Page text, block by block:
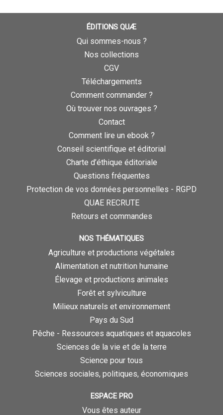
ÉDITIONS QUÆ
Qui sommes-nous ?
Nos collections
CGV
Téléchargements
Comment commander ?
Où trouver nos ouvrages ?
Contact
Comment lire un ebook ?
Conseil scientifique et éditorial
Charte d’éthique éditoriale
Questions fréquentes
Protection de vos données personnelles - RGPD
QUAE RECRUTE
Retours et commandes
NOS THÉMATIQUES
Agriculture et productions végétales
Alimentation et nutrition humaine
Élevage et productions animales
Forêt et sylviculture
Milieux naturels et environnement
Pays du Sud
Pêche - Ressources aquatiques et aquacoles
Sciences de la vie et de la terre
Science pour tous
Sciences sociales, politiques, économiques
ESPACE PRO
Vous êtes auteur